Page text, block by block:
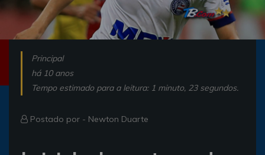
Principal
há 10 anos
Tempo estimado para a leitura: 1 minuto, 23 segundos.
Postado por - Newton Duarte